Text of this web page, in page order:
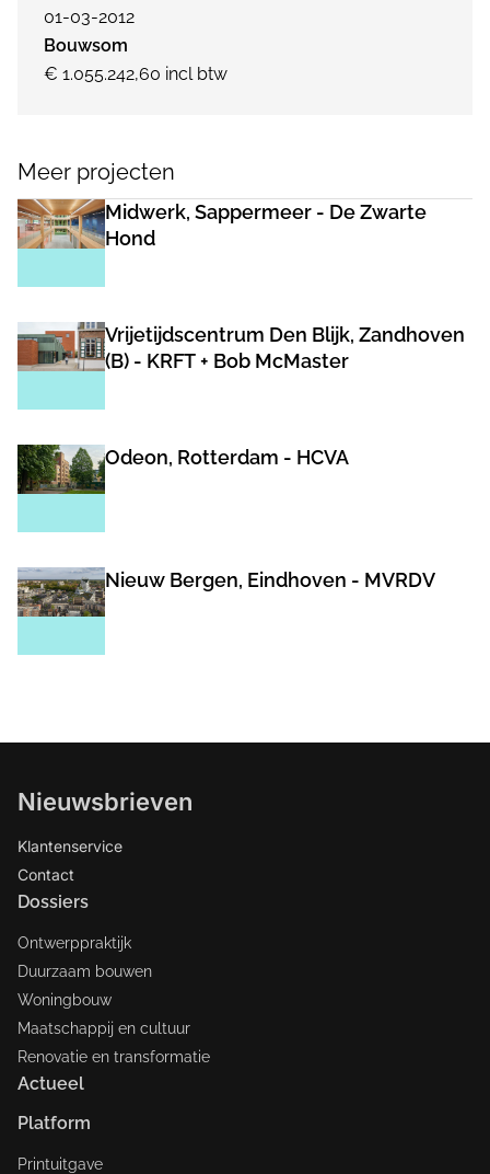
01-03-2012
Bouwsom
€ 1.055.242,60 incl btw
Meer projecten
Midwerk, Sappermeer - De Zwarte
Hond
Vrijetijdscentrum Den Blijk, Zandhoven
(B) - KRFT + Bob McMaster
Odeon, Rotterdam - HCVA
Nieuw Bergen, Eindhoven - MVRDV
Nieuwsbrieven
Klantenservice
Contact
Dossiers
Ontwerppraktijk
Duurzaam bouwen
Woningbouw
Maatschappij en cultuur
Renovatie en transformatie
Actueel
Platform
Printuitgave